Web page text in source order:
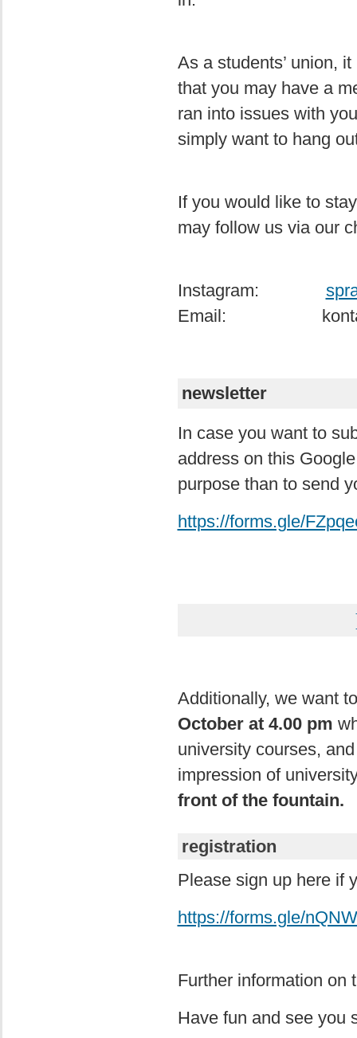
As a students’ union,
that you may have a
ran into issues with
simply want to hang
If you would like to
may follow us via our
Instagram:
Email:
newsletter
In case you want to
address on this
purpose than to send
https://forms.gle/
Additionally, we want
October at 4.00 pm
university courses,
impression of
front of the fountain.
registration
Please sign up here if
https://forms.gle/
Further information on
Have fun and see you